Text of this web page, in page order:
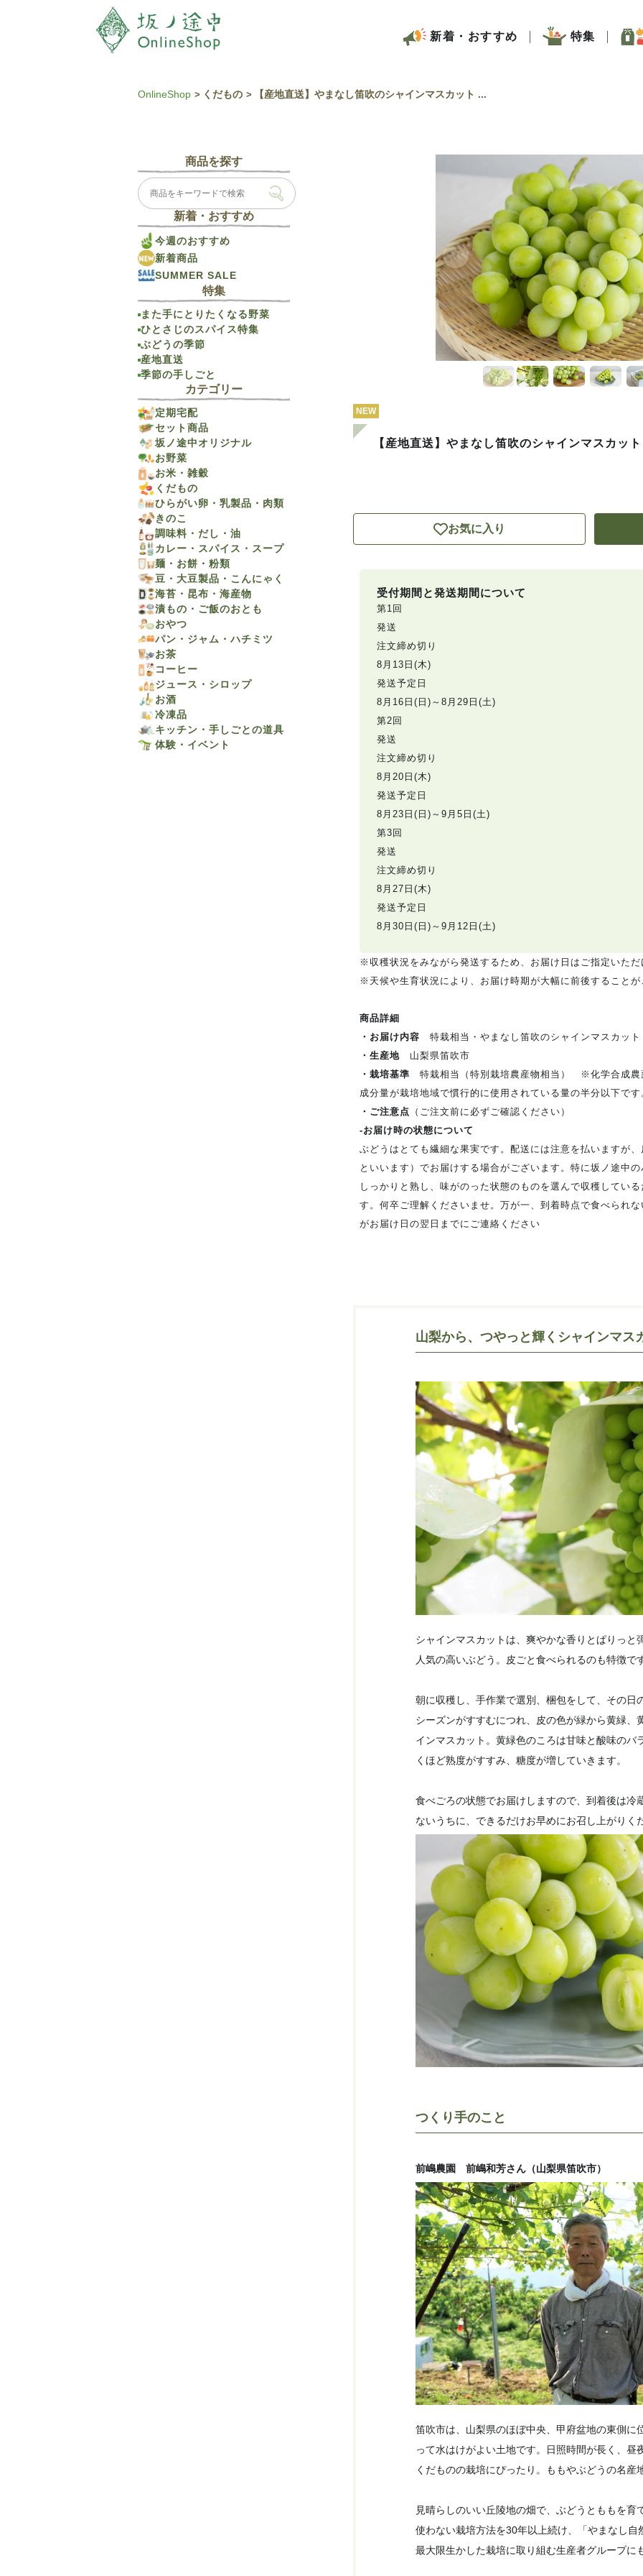
新着・おすすめ 特集
OnlineShop くだもの 【産地直送】やまなし笛吹のシャインマスカット ...
NEW
【産地直送】やまなし笛吹のシャインマスカッ
お気に入り
受付期間と発送期間について
第1回
発送
注文締め切り
8月13日(木)
発送予定日
8月16日(日)～8月29日(土)
第2回
発送
注文締め切り
8月20日(木)
発送予定日
8月23日(日)～9月5日(土)
第3回
発送
注文締め切り
8月27日(木)
発送予定日
8月30日(日)～9月12日(土)
※収穫状況をみながら発送するため、お届け日はご指定いただ
※天候や生育状況により、お届け時期が大幅に前後すること
商品詳細
・お届け内容 特栽相当・やまなし笛吹のシャインマスカッ
・生産地 山梨県笛吹市
・栽培基準 特栽相当（特別栽培農産物相当） ※化学合成農
成分量が栽培地域で慣行的に使用されている量の半分以下で
・ご注意点 （ご注文前に必ずご確認ください）
‐お届け時の状態について
ぶどうはとても繊細な果実です。配送には注意を払いますが
といいます）でお届けする場合がございます。特に坂ノ途中
しっかりと熟し、味がのった状態のものを選んで収穫してい
す。何卒ご理解くださいませ。万が一、到着時点で食べられ
がお届け日の翌日までにご連絡ください
山梨から、つやっと輝くシャインマス
シャインマスカットは、爽やかな香りとぱりっと
人気の高いぶどう。皮ごと食べられるのも特徴で
朝に収穫し、手作業で選別、梱包をして、その日
シーズンがすすむにつれ、皮の色が緑から黄緑、
インマスカット。黄緑色のころは甘味と酸味のバ
くほど熟度がすすみ、糖度が増していきます。
食べごろの状態でお届けしますので、到着後は冷
ないうちに、できるだけお早めにお召し上がりく
つくり手のこと
前嶋農園 前嶋和芳さん（山梨県笛吹市）
笛吹市は、山梨県のほぼ中央、甲府盆地の東側に
って水はけがよい土地です。日照時間が長く、昼
くだものの栽培にぴったり。ももやぶどうの名産
見晴らしのいい丘陵地の畑で、ぶどうとももを育
使わない栽培方法を30年以上続け、「やまなし自
最大限生かした栽培に取り組む生産者グループに
商品を探す
新着・おすすめ
今週のおすすめ
新着商品
SUMMER SALE
特集
また手にとりたくなる野菜
ひとさじのスパイス特集
ぶどうの季節
産地直送
季節の手しごと
カテゴリー
定期宅配
セット商品
坂ノ途中オリジナル
お野菜
お米・雑穀
くだもの
ひらがい卵・乳製品・肉類
きのこ
調味料・だし・油
カレー・スパイス・スープ
麺・お餅・粉類
豆・大豆製品・こんにゃく
海苔・昆布・海産物
漬もの・ご飯のおとも
おやつ
パン・ジャム・ハチミツ
お茶
コーヒー
ジュース・シロップ
お酒
冷凍品
キッチン・手しごとの道具
体験・イベント